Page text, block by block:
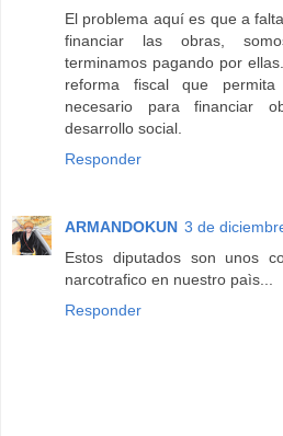
El problema aquí es que a
financiar las obras,
terminamos pagando por
reforma fiscal que
necesario para financiar
desarrollo social.
Responder
ARMANDOKUN 3 de
Estos diputados son unos
narcotrafico en nuestro paìs...
Responder